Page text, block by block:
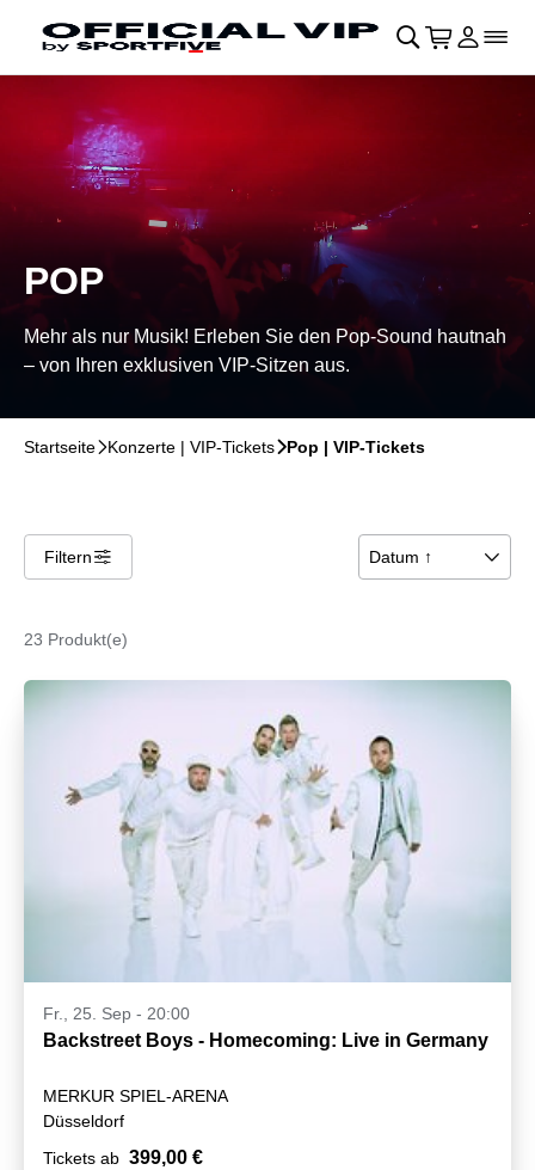
Navigation überspringen􀄫
􀊫 􀍩 Login
􀉩􀌇
POP
Mehr als nur Musik! Erleben Sie den Pop-Sound hautnah
– von Ihren exklusiven VIP-Sitzen aus.
Startseite􀆊Konzerte | VIP-Tickets􀆊Pop | VIP-Tickets
Filtern􀌆 Datum ↑ 􀆈
23 Produkt(e)
Fr., 25. Sep - 20:00
Backstreet Boys - Homecoming: Live in Germany
MERKUR SPIEL-ARENA
Düsseldorf
Tickets ab 399,00 €